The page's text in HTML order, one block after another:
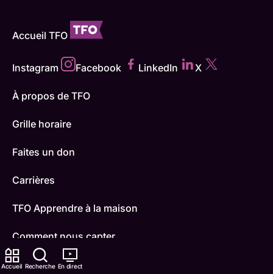
Accueil Recherche En direct
Accueil TFO
Instagram Facebook LinkedIn X
À propos de TFO
Grille horaire
Faites un don
Carrières
TFO Apprendre à la maison
Comment nous capter
Contactez-nous